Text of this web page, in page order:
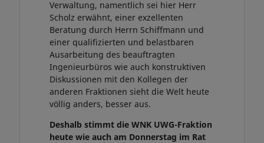
Verwaltung, namentlich sei hier Herr
Scholz erwähnt, einer exzellenten
Beratung durch Herrn Schiffmann und
einer qualifizierten und belastbaren
Ausarbeitung des beauftragten
Ingenieurbüros wie auch konstruktiven
Diskussionen mit den Kollegen der
anderen Fraktionen sieht die Welt heute
völlig anders, besser aus.
Deshalb stimmt die WNK UWG-Fraktion
heute wie auch am Donnerstag im Rat